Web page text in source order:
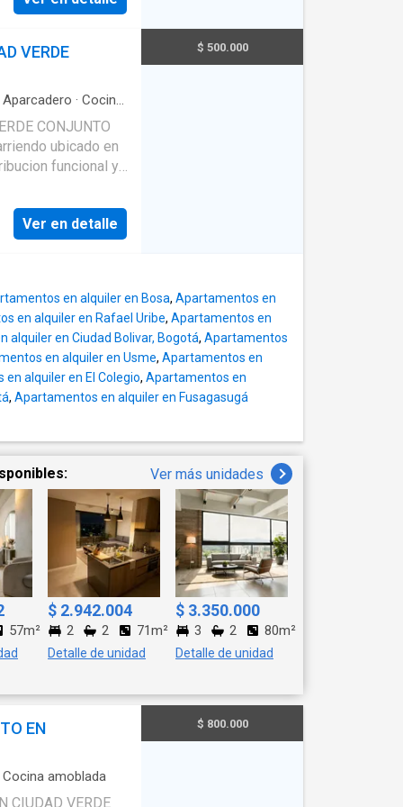
VERDE
Aparcadero · Cocina
CONJUNTO
ubicado en
funcional y
Un espacio
a dia. Ademas
Ver en detalle
$ 500.000
en alquiler en Bosa, Apartamentos en
en alquiler en Rafael Uribe, Apartamentos en
alquiler en Ciudad Bolivar, Bogotá, Apartamentos
en alquiler en Usme, Apartamentos en
alquiler en El Colegio, Apartamentos en
, Apartamentos en alquiler en Fusagasugá
Ver más unidades
57m²
$ 2.942.004
2 2 71m²
Detalle de unidad
$ 3.350.000
3 2 80m²
Detalle de unidad
EN
Cocina amoblada
CIUDAD VERDE
$ 800.000